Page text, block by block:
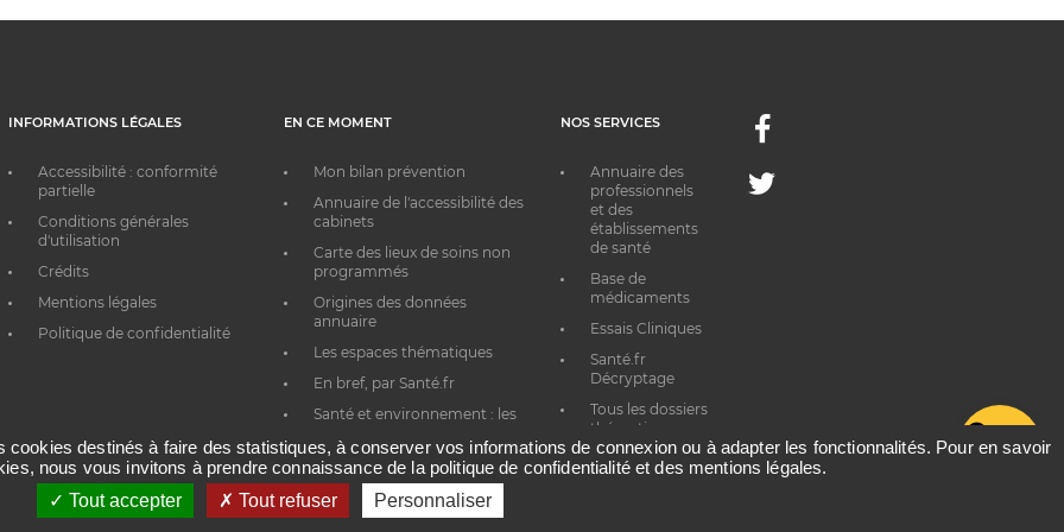
INFORMATIONS LÉGALES
Accessibilité : conformité
partielle
Conditions générales
d'utilisation
Crédits
Mentions légales
Politique de confidentialité
EN CE MOMENT
Mon bilan prévention
Annuaire de l'accessibilité des
cabinets
Carte des lieux de soins non
programmés
Origines des données
annuaire
Les espaces thématiques
En bref, par Santé.fr
Santé et environnement : les
NOS SERVICES
Annuaire des
professionnels
et des
établissements
de santé
Base de
médicaments
Essais Cliniques
Santé.fr
Décryptage
Tous les dossiers
thématiques
Facebook
Twitter
cookies destinés à faire des statistiques, à conserver vos informations de connexion ou à adapter les fonctionnalités. Pour en savoir
nous vous invitons à prendre connaissance de la politique de confidentialité et des mentions légales.
Tout accepter
Tout refuser Personnaliser